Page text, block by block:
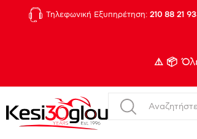
Τηλεφωνική Εξυπηρέτηση: 210 88 21
⚠️ 📦